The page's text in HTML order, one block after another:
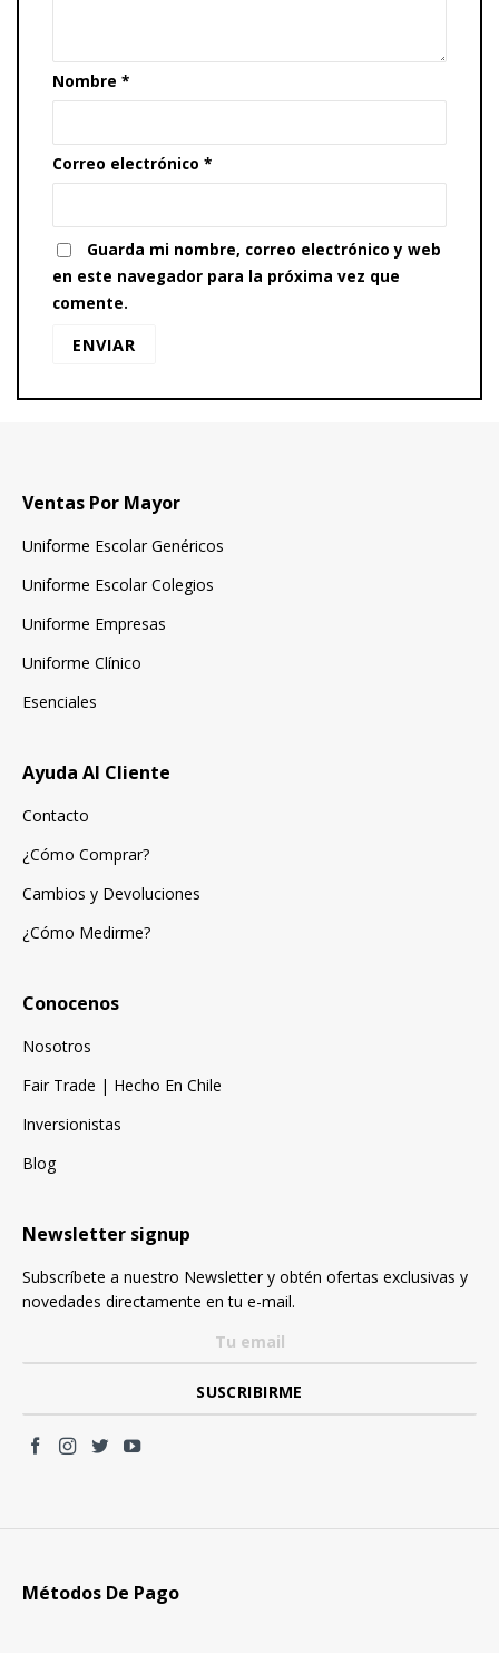
Nombre *
Correo electrónico *
Guarda mi nombre, correo electrónico y web
en este navegador para la próxima vez que
comente.
Ventas Por Mayor
Uniforme Escolar Genéricos
Uniforme Escolar Colegios
Uniforme Empresas
Uniforme Clínico
Esenciales
Ayuda Al Cliente
Contacto
¿Cómo Comprar?
Cambios y Devoluciones
¿Cómo Medirme?
Conocenos
Nosotros
Fair Trade | Hecho En Chile
Inversionistas
Blog
Newsletter signup
Subscríbete a nuestro Newsletter y obtén ofertas exclusivas y
novedades directamente en tu e-mail.
Métodos De Pago